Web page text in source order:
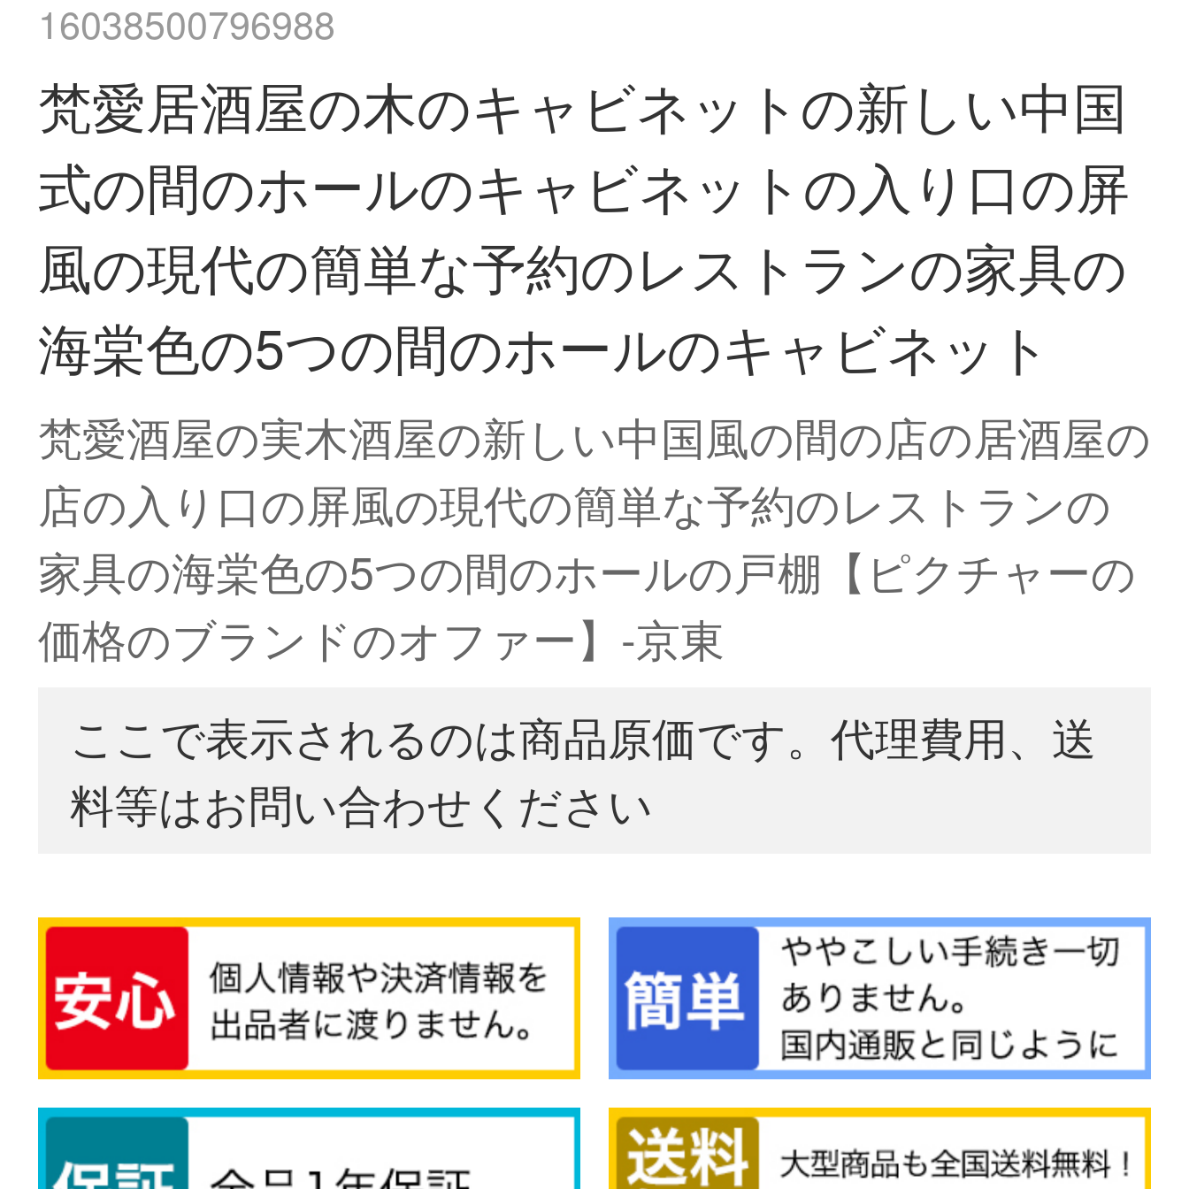
16038500796988
梵愛居酒屋の木のキャビネットの新しい中国
式の間のホールのキャビネットの入り口の屏
風の現代の簡単な予約のレストランの家具の
海棠色の5つの間のホールのキャビネット
梵愛酒屋の実木酒屋の新しい中国風の間の店の居酒屋の
店の入り口の屏風の現代の簡単な予約のレストランの
家具の海棠色の5つの間のホールの戸棚【ピクチャーの
価格のブランドのオファー】-京東
ここで表示されるのは商品原価です。代理費用、送
料等はお問い合わせください